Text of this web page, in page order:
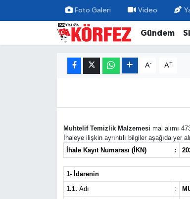
Foto Galeri Video
Gündem
A- A+
Muhtelif Temizlik Malzemesi mal alımı
İhaleye ilişkin ayrıntılı bilgiler aşağıda yer
İhale Kayıt Numarası (İKN)
:
1- İdarenin
1.1. Adı :
Gündem
Nöbetçi Eczaneler
Hava Durumu
Tüm Manşetler
Haber Arşivi